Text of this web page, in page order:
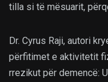
tilla si të mësuarit,
Dr. Cyrus Raji, autori
përfitimet e aktivitetit
rrezikut për demencë: